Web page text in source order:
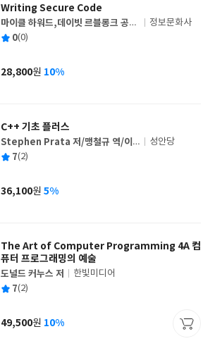
Writing Secure Code
글
쓴
마이클 하워드,데이빗 르블롱크 공
저/지정기,박선미,정성훈 공역
출
사
정보문화사
평 0(0)
가
28,800원 10%
C++ 기초 플러스
글
쓴
Stephen Prata 저/맹철규 역/이
호웅 감역
출
사
성안당
평 7(2)
가
36,100원 5%
The Art of Computer Programming 4A 컴
퓨터 프로그래밍의 예술
글
쓴
도널드 커누스 저
출
사
한빛미디어
평 7(2)
가
49,500원 10%